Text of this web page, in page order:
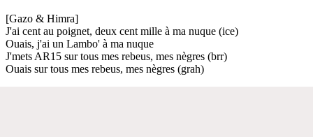
[Gazo & Himra]
J'ai cent au poignet, deux cent mille à ma nuque (ice)
Ouais, j'ai un Lambo' à ma nuque
J'mets AR15 sur tous mes rebeus, mes nègres (brr)
Ouais sur tous mes rebeus, mes nègres (grah)